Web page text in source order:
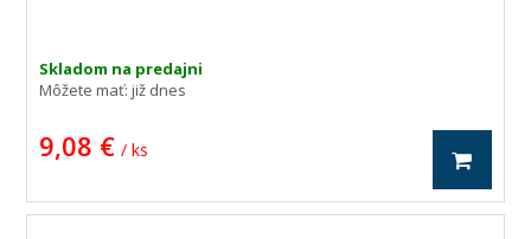
Skladom na predajni
Môžete mať:již dnes
9,08 € / ks